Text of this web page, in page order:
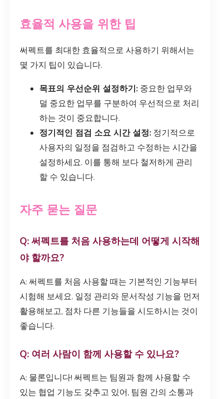
효율적 사용을 위한 팁
써펙트를 최대한 효율적으로 사용하기 위해서는
몇 가지 팁이 있습니다.
목표의 우선순위 설정하기: 중요한 업무와
덜 중요한 업무를 구분하여 우선적으로 처리
하는 것이 중요합니다.
정기적인 점검 소요 시간 설정: 정기적으로
사용자의 일정을 점검하고 수정하는 시간을
설정하세요. 이를 통해 보다 철저하게 관리
할 수 있습니다.
자주 묻는 질문
Q: 써펙트를 처음 사용하는데 어떻게 시작해
야 할까요?
A: 써펙트를 처음 사용할 때는 기본적인 기능부터
시험해 보세요. 일정 관리와 문서작성 기능을 먼저
활용해보고, 점차 다른 기능들을 시도하시는 것이
좋습니다.
Q: 여러 사람이 함께 사용할 수 있나요?
A: 물론입니다! 써펙트는 팀원과 함께 사용할 수
있는 협업 기능도 갖추고 있어, 팀원 간의 소통과